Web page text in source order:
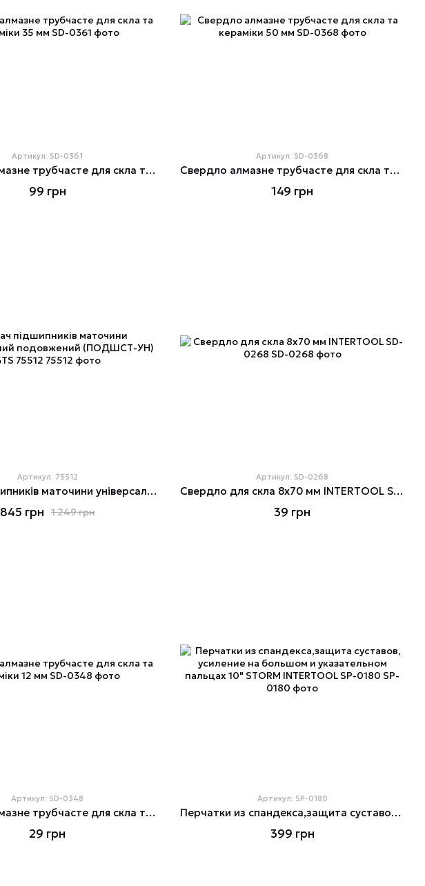
Артикул: SD-0361
Свердло алмазне трубчасте для скла та кераміки 35 мм
99 грн
Артикул: SD-0368
Свердло алмазне трубчасте для скла та кераміки 50 мм
149 грн
Артикул: 75512
Знімач підшипників маточини універсальний подовжений (ПОДШСТ-УН) GTS 75512
1 249 грн
845 грн
Артикул: SD-0268
Свердло для скла 8x70 мм INTERTOOL SD-0268
39 грн
Артикул: SD-0348
Свердло алмазне трубчасте для скла та кераміки 12 мм
29 грн
Артикул: SP-0180
Перчатки из спандекса,защита суставов, усиление на большом и указательном пальцах 10" STORM INTERTOOL SP-0180
399 грн